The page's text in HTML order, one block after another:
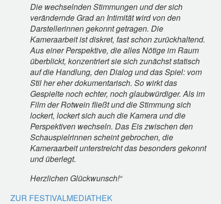
Die wechselnden Stimmungen und der sich
verändernde Grad an Intimität wird von den
Darstellerinnen gekonnt getragen. Die
Kameraarbeit ist diskret, fast schon zurückhaltend.
Aus einer Perspektive, die alles Nötige im Raum
überblickt, konzentriert sie sich zunächst statisch
auf die Handlung, den Dialog und das Spiel: vom
Stil her eher dokumentarisch. So wirkt das
Gespielte noch echter, noch glaubwürdiger. Als im
Film der Rotwein fließt und die Stimmung sich
lockert, lockert sich auch die Kamera und die
Perspektiven wechseln. Das Eis zwischen den
Schauspielrinnen scheint gebrochen, die
Kameraarbeit unterstreicht das besonders gekonnt
und überlegt.
Herzlichen Glückwunsch!“
ZUR FESTIVALMEDIATHEK